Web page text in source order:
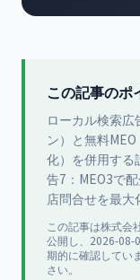
この記事のポ
ローカル検索
ン）と無料
化）を併用する
告7：MEO3で
店問合せを最大
この記事は株式会
公開し、2026-08-
期的に確認してい
さい。